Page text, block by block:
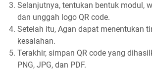
Selanjutnya, tentukan bentuk modul,
dan unggah logo QR code.
Setelah itu, Agan dapat menentukan
kesalahan.
Terakhir, simpan QR code yang
PNG, JPG, dan PDF.